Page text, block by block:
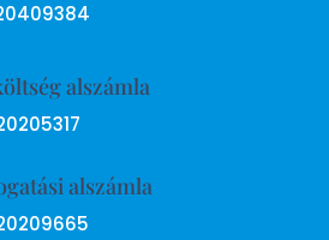
alszámla
alszámla